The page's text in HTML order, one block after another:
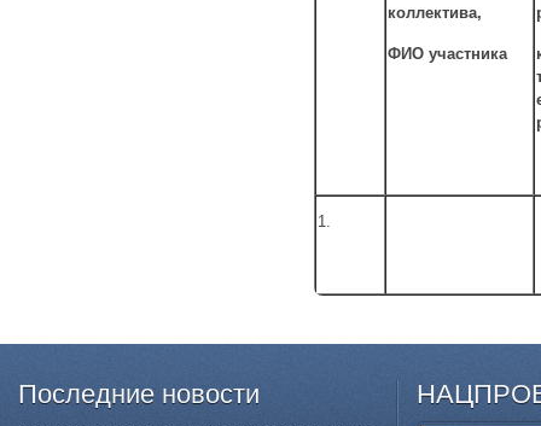
коллектива,
ФИО участника
1.
Последние новости